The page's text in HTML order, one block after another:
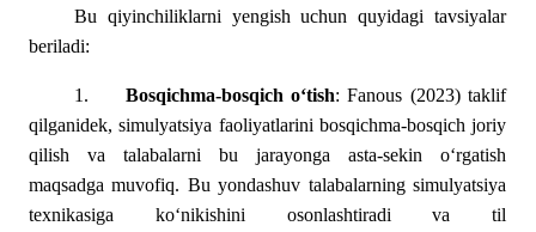
Bu qiyinchiliklarni yengish uchun quyidagi tavsiyalar
beriladi:
1. Bosqichma-bosqich o‘tish: Fanous (2023) taklif
qilganidek, simulyatsiya faoliyatlarini bosqichma-bosqich joriy
qilish va talabalarni bu jarayonga asta-sekin o‘rgatish
maqsadga muvofiq. Bu yondashuv talabalarning simulyatsiya
texnikasiga ko‘nikishini osonlashtiradi va til